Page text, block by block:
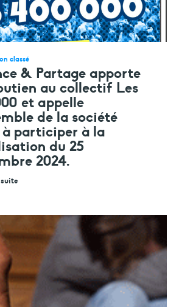
classé
& Partage apporte
au collectif Les
et appelle
de la société
participer à la
du 25
2024.
suite